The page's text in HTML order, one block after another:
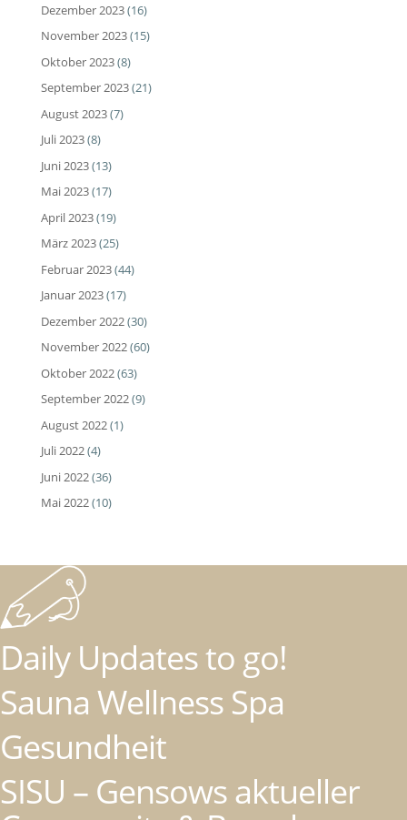
Dezember 2023(16)
November 2023(15)
Oktober 2023(8)
September 2023(21)
August 2023(7)
Juli 2023(8)
Juni 2023(13)
Mai 2023(17)
April 2023(19)
März 2023(25)
Februar 2023(44)
Januar 2023(17)
Dezember 2022(30)
November 2022(60)
Oktober 2022(63)
September 2022(9)
August 2022(1)
Juli 2022(4)
Juni 2022(36)
Mai 2022(10)
Daily Updates to go!
Sauna Wellness Spa
Gesundheit
SISU – Gensows aktueller